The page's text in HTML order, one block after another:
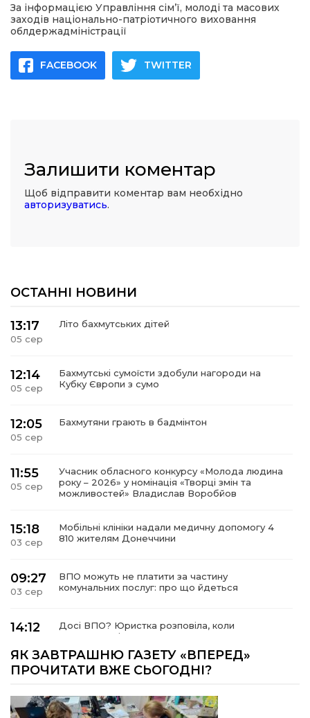
За інформацією Управління сім’ї, молоді та масових
заходів національно-патріотичного виховання
облдержадміністрації
FACEBOOK TWITTER
Залишити коментар
Щоб відправити коментар вам необхідно
авторизуватись.
ОСТАННІ НОВИНИ
13:17
05 сер
Літо бахмутських дітей
12:14
05 сер
Бахмутські сумоїсти здобули нагороди на
Кубку Європи з сумо
12:05
05 сер
Бахмутяни грають в бадмінтон
11:55
05 сер
Учасник обласного конкурсу «Молода людина
року – 2026» у номінація «Творці змін та
можливостей» Владислав Воробйов
15:18
03 сер
Мобільні клініки надали медичну допомогу 4
810 жителям Донеччини
09:27
03 сер
ВПО можуть не платити за частину
комунальних послуг: про що йдеться
14:12
Досі ВПО? Юристка розповіла, коли
переселенці втрачають виплати та статус
01 сер
Аліна Кулик
ЯК ЗАВТРАШНЮ ГАЗЕТУ «ВПЕРЕД»
ПРОЧИТАТИ ВЖЕ СЬОГОДНІ?